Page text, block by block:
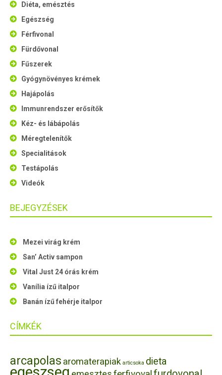
Diéta, emésztés
Egészség
Férfivonal
Fürdővonal
Fűszerek
Gyógynövényes krémek
Hajápolás
Immunrendszer erősítők
Kéz- és lábápolás
Méregtelenítők
Specialitások
Testápolás
Videók
BEJEGYZÉSEK
Mezei virág krém
San’ Activ sampon
Vital Just 24 órás krém
Vanília ízű italpor
Banán ízű fehérje italpor
CÍMKÉK
arcapolas aromaterapiak articsoka dieta